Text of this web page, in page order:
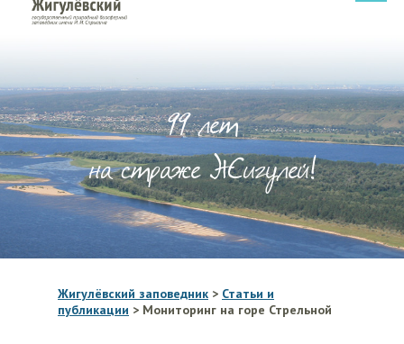
99 лет
на страже Жигулей!
Жигулёвский заповедник > Статьи и
публикации > Мониторинг на горе Стрельной